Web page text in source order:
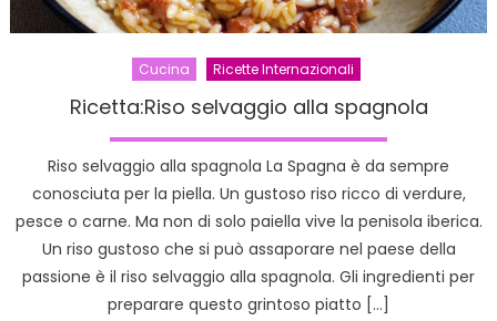
Cucina Ricette Internazionali
Ricetta:Riso selvaggio alla spagnola
Riso selvaggio alla spagnola La Spagna è da sempre
conosciuta per la piella. Un gustoso riso ricco di verdure,
pesce o carne. Ma non di solo paiella vive la penisola iberica.
Un riso gustoso che si può assaporare nel paese della
passione è il riso selvaggio alla spagnola. Gli ingredienti per
preparare questo grintoso piatto […]